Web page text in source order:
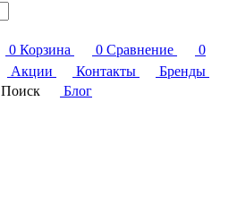
0 Корзина 0 Сравнение
0
Акции Контакты
Бренды
Поиск
Блог